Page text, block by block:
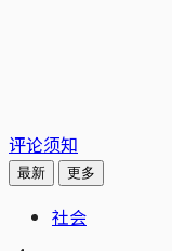
评论须知
最新 更多
社会